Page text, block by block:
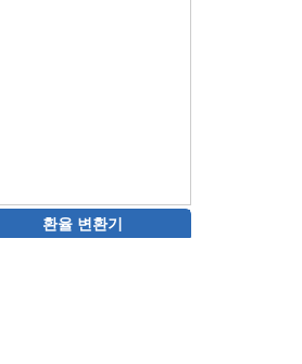
환율 변환기